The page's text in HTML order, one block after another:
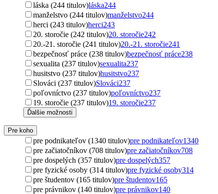
láska (244 titulov)láska244
manželstvo (244 titulov)manželstvo244
herci (243 titulov)herci243
20. storočie (242 titulov)20. storočie242
20.-21. storočie (241 titulov)20.-21. storočie241
bezpečnosť práce (238 titulov)bezpečnosť práce238
sexualita (237 titulov)sexualita237
husitstvo (237 titulov)husitstvo237
Slováci (237 titulov)Slováci237
poľovníctvo (237 titulov)poľovníctvo237
19. storočie (237 titulov)19. storočie237
Ďalšie možnosti
Pre koho
pre podnikateľov (1340 titulov)pre podnikateľov1340
pre začiatočníkov (708 titulov)pre začiatočníkov708
pre dospelých (357 titulov)pre dospelých357
pre fyzické osoby (314 titulov)pre fyzické osoby314
pre študentov (165 titulov)pre študentov165
pre právnikov (140 titulov)pre právnikov140